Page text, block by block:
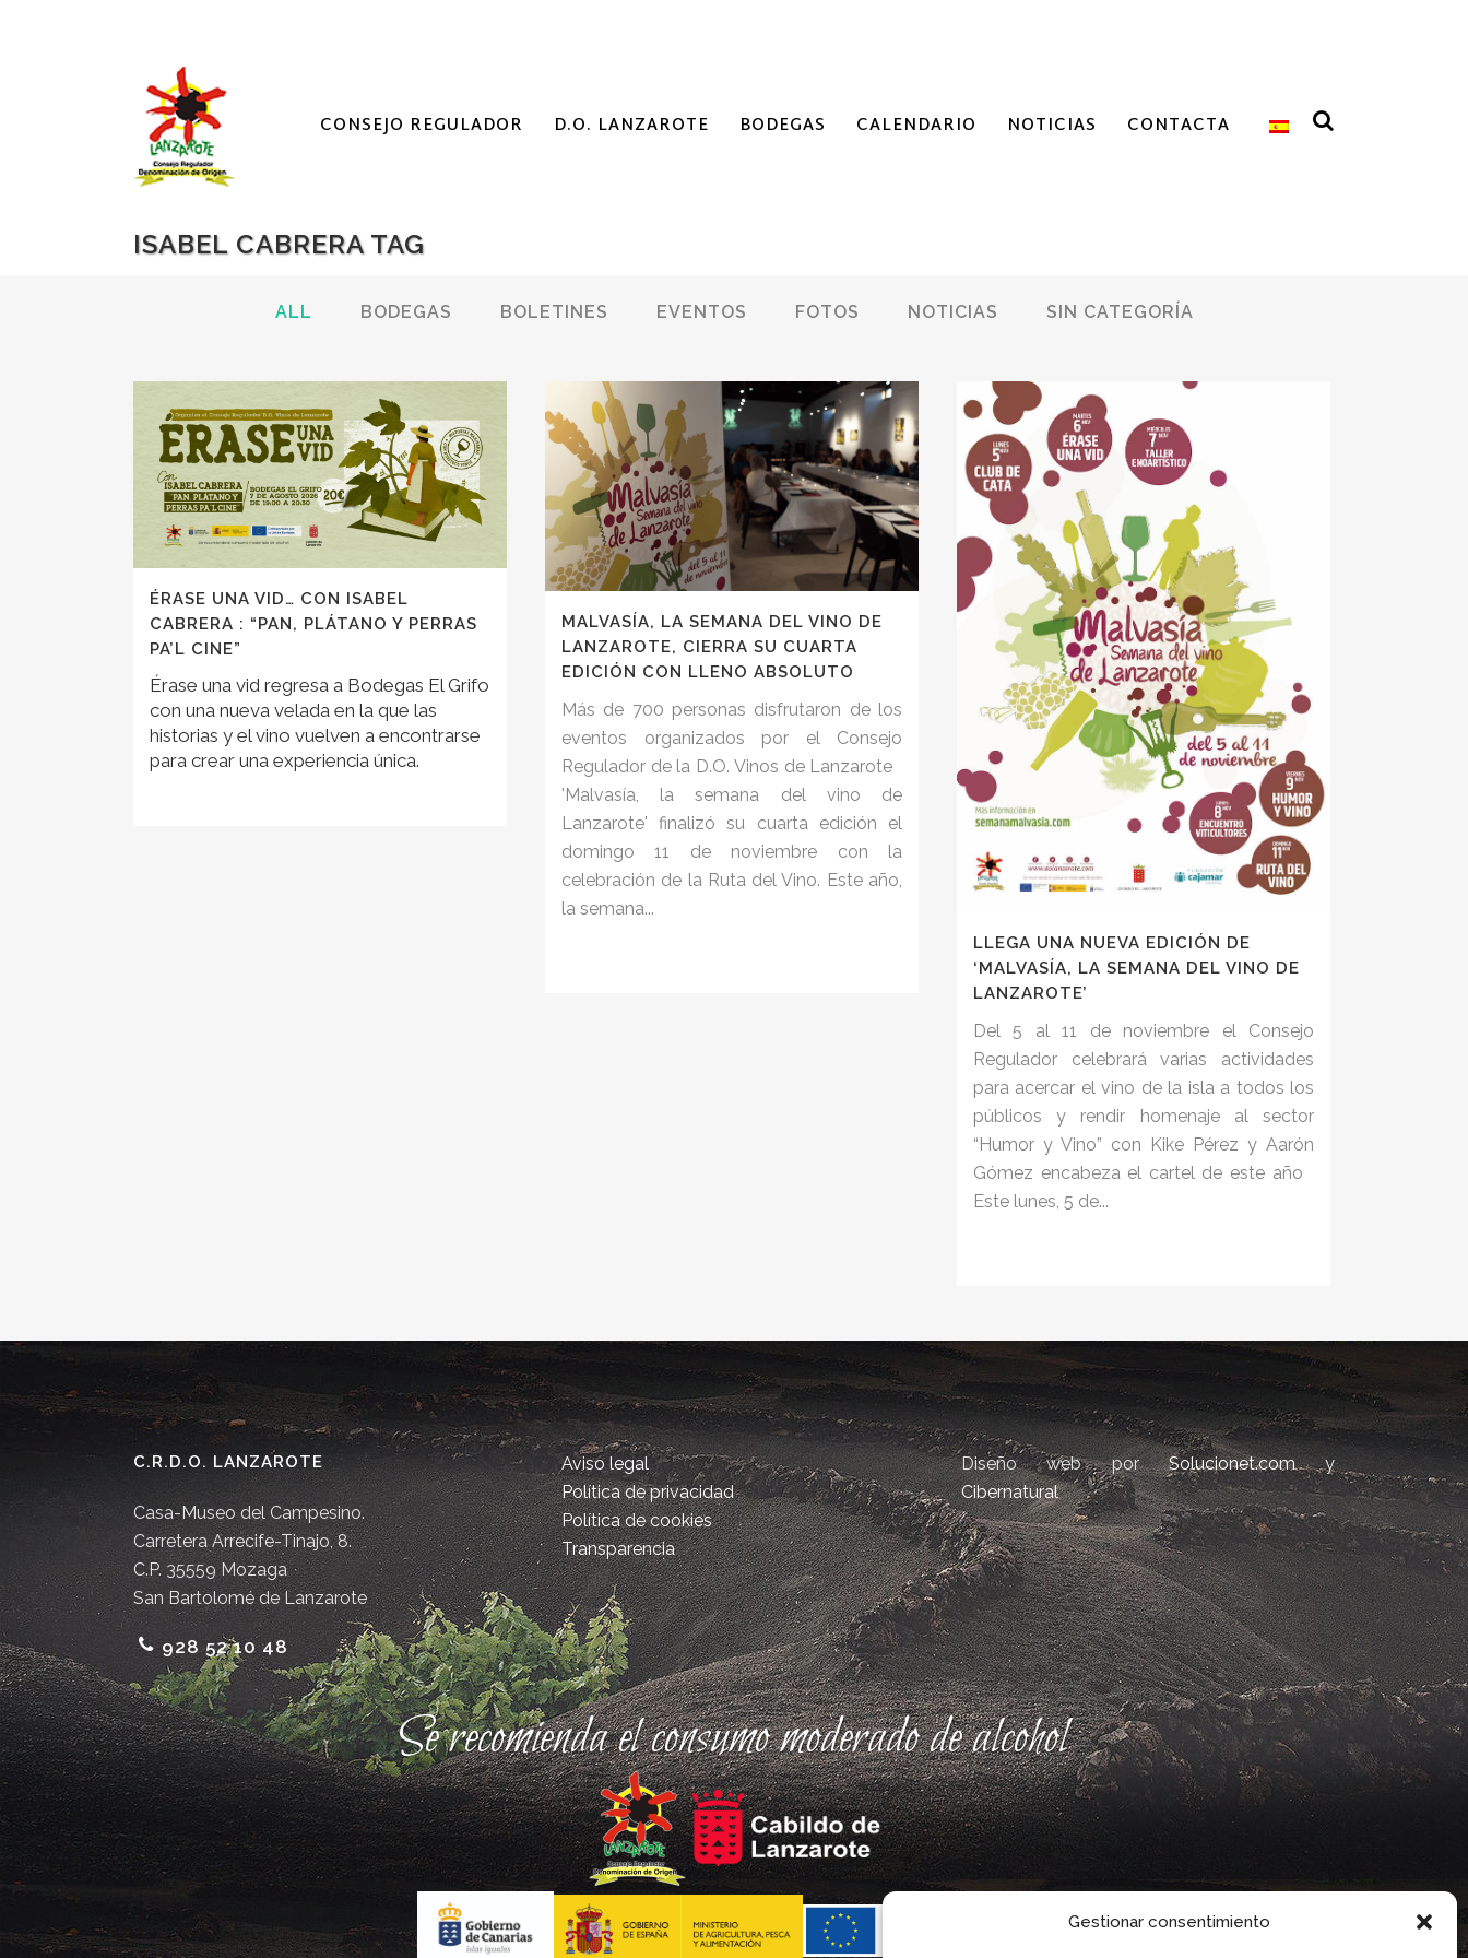
Gestionar consentimiento
CONSEJO REGULADOR D.O. LANZAROTE BODEGAS CALENDARIO NOTICIAS CONTACTA
ISABEL CABRERA TAG
ALL BODEGAS BOLETINES EVENTOS FOTOS NOTICIAS SIN CATEGORÍA
ÉRASE UNA VID… CON ISABEL
CABRERA : “PAN, PLÁTANO Y PERRAS
PA’L CINE”
Érase una vid regresa a Bodegas El Grifo
con una nueva velada en la que las
historias y el vino vuelven a encontrarse
para crear una experiencia única.
MALVASÍA, LA SEMANA DEL VINO DE
LANZAROTE, CIERRA SU CUARTA
EDICIÓN CON LLENO ABSOLUTO
Más de 700 personas disfrutaron de los
eventos organizados por el Consejo
Regulador de la D.O. Vinos de Lanzarote
'Malvasía, la semana del vino de
Lanzarote' finalizó su cuarta edición el
domingo 11 de noviembre con la
celebración de la Ruta del Vino. Este año,
la semana...
LLEGA UNA NUEVA EDICIÓN DE
‘MALVASÍA, LA SEMANA DEL VINO DE
LANZAROTE’
Del 5 al 11 de noviembre el Consejo
Regulador celebrará varias actividades
para acercar el vino de la isla a todos los
públicos y rendir homenaje al sector
“Humor y Vino” con Kike Pérez y Aarón
Gómez encabeza el cartel de este año
Este lunes, 5 de...
C.R.D.O. LANZAROTE
Casa-Museo del Campesino.
Carretera Arrecife-Tinajo, 8.
C.P. 35559 Mozaga
San Bartolomé de Lanzarote
928 52 10 48
Aviso legal
Política de privacidad
Política de cookies
Transparencia
Diseño web porSolucionet.comy
Cibernatural
Se recomienda el consumo moderado de alcohol